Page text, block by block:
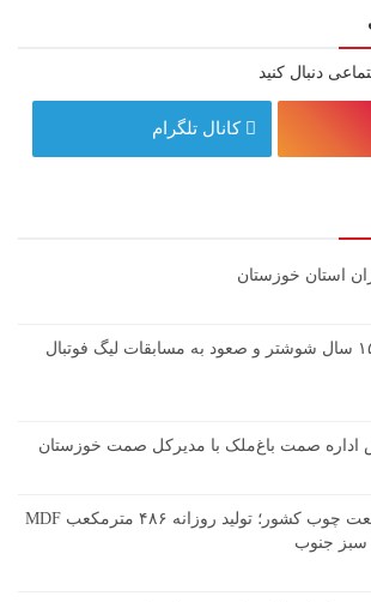
دنبال کنید
کانال تلگرام
استان خوزستان
قهرمانی آبی پوشان ۱۵ سال شوشتر و صعود به مسابقات لیگ فوتبال
اداره صمت باغ‌ملک با مدیرکل صمت خوزستان
ثبت رکورد تازه در صنعت چوب کشور؛ تولید روزانه ۴۸۶ مترمکعب MDF
سبز جنوب